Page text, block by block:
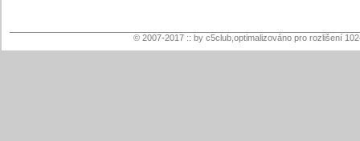
© 2007-2017 :: by c5club,optimalizováno pro rozlišení